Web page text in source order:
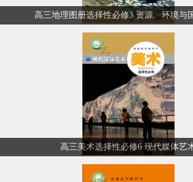
高三地理图册选择性必修3 资源、环境与
高三美术选择性必修6 现代媒体艺